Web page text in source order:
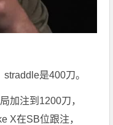
是400刀。
加注到1200刀，
X在SB位跟注，